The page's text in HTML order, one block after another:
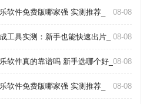
款之后，发现它们确实能快速生成
的新手。今天就把我的真实体验和
软件免费版哪家强 实测推荐_ 08-08
工具实测：新手也能快速出片_ 08-08
软件真的靠谱吗 新手选哪个好_ 08-08
软件免费版哪家强 实测推荐_ 08-08